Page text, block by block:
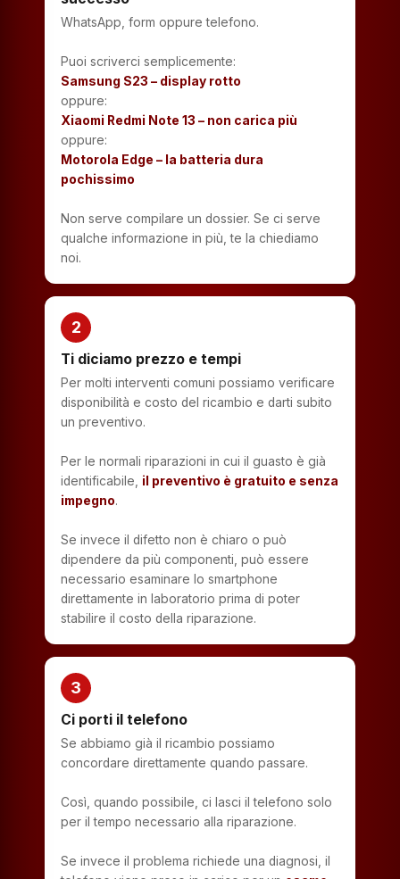
WhatsApp, form oppure telefono.
Puoi scriverci semplicemente:
Samsung S23 – display rotto
oppure:
Xiaomi Redmi Note 13 – non carica più
oppure:
Motorola Edge – la batteria dura
pochissimo
Non serve compilare un dossier. Se ci serve
qualche informazione in più, te la chiediamo
noi.
2
Ti diciamo prezzo e tempi
Per molti interventi comuni possiamo verificare
disponibilità e costo del ricambio e darti subito
un preventivo.
Per le normali riparazioni in cui il guasto è già
identificabile, il preventivo è gratuito e senza
impegno.
Se invece il difetto non è chiaro o può
dipendere da più componenti, può essere
necessario esaminare lo smartphone
direttamente in laboratorio prima di poter
stabilire il costo della riparazione.
3
Ci porti il telefono
Se abbiamo già il ricambio possiamo
concordare direttamente quando passare.
Così, quando possibile, ci lasci il telefono solo
per il tempo necessario alla riparazione.
Se invece il problema richiede una diagnosi, il